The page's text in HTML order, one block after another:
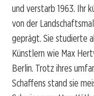
und verstarb 1963. Ihr
von der
geprägt. Sie studierte
Künstlern wie Max
Berlin. Trotz ihres
Schaffens stand sie